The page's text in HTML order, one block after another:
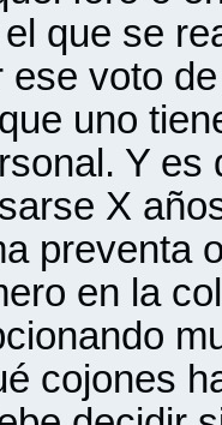
que se
ese voto
uno
Y
X
preventa
en la
cojones